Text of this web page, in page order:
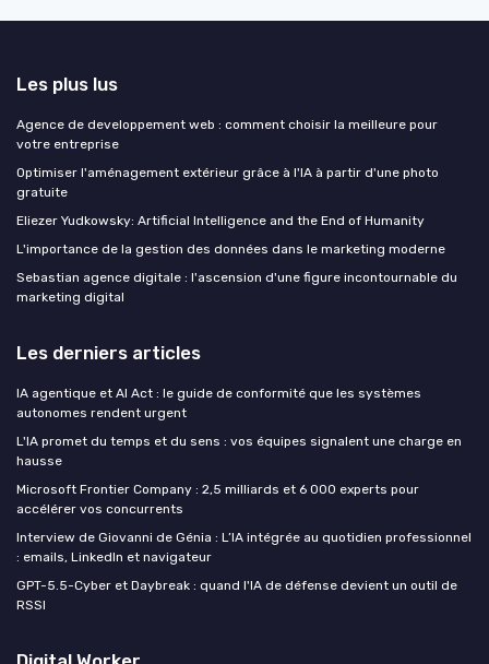
Les plus lus
Agence de developpement web : comment choisir la meilleure pour
votre entreprise
Optimiser l'aménagement extérieur grâce à l'IA à partir d'une photo
gratuite
Eliezer Yudkowsky: Artificial Intelligence and the End of Humanity
L'importance de la gestion des données dans le marketing moderne
Sebastian agence digitale : l'ascension d'une figure incontournable du
marketing digital
Les derniers articles
IA agentique et AI Act : le guide de conformité que les systèmes
autonomes rendent urgent
L'IA promet du temps et du sens : vos équipes signalent une charge en
hausse
Microsoft Frontier Company : 2,5 milliards et 6 000 experts pour
accélérer vos concurrents
Interview de Giovanni de Génia : L’IA intégrée au quotidien professionnel
: emails, LinkedIn et navigateur
GPT-5.5-Cyber et Daybreak : quand l'IA de défense devient un outil de
RSSI